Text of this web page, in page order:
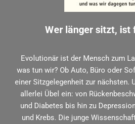
Wer länger sitzt, ist
Evolutionär ist der Mensch zum
was tun wir? Ob Auto, Büro oder
einer Sitzgelegenheit zur nächsten.
allerlei Übel ein: von
und Diabetes bis hin zu
und Krebs. Die junge